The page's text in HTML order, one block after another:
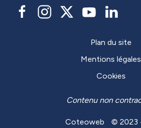
Plan du site
Mentions légales
Cookies
Contenu non
Coteoweb © 2023